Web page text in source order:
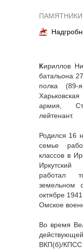
ПАМЯТНИКИ
Кириллов
батальона
полка (89-
армия,
лейтенант.
Родился 16
семье
классов в
Иркутский
работал
земельном
октябре
Омское
Во время
ВКП(б)/КПСС